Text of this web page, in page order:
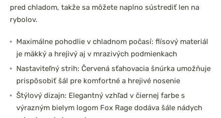
pred chladom, takže sa môžete naplno sústrediť len na
rybolov.
Maximálne pohodlie v chladnom počasí: flísový materiál
je mäkký a hrejivý aj v mrazivých podmienkach
Nastaviteľný strih: Červená sťahovacia šnúrka umožňuje
prispôsobiť šál pre komfortné a hrejivé nosenie
Štýlový dizajn: Elegantný vzhľad v čiernej farbe s
výrazným bielym logom Fox Rage dodáva šále nádych